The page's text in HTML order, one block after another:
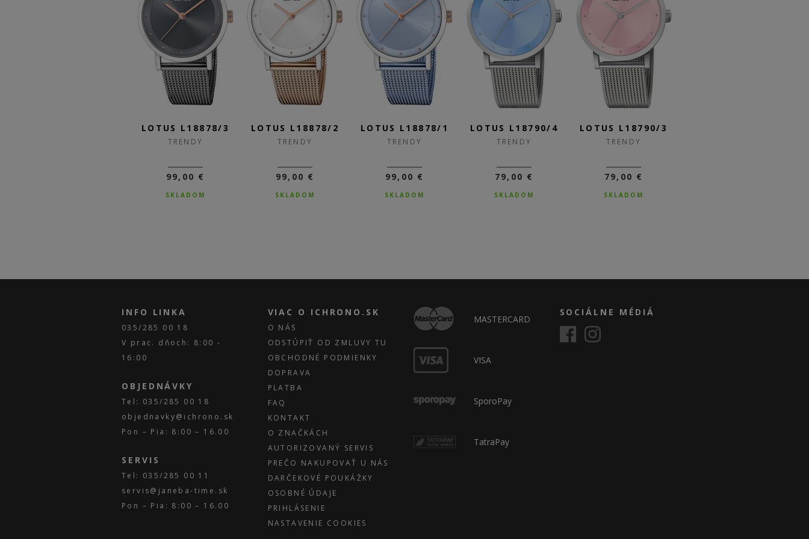
LOTUS L18878/3
TRENDY
99,00 €
SKLADOM
LOTUS L18878/2
TRENDY
99,00 €
SKLADOM
LOTUS L18878/1
TRENDY
99,00 €
SKLADOM
LOTUS L18790/4
TRENDY
79,00 €
SKLADOM
LOTUS L18790/3
TRENDY
79,00 €
SKLADOM
INFO LINKA
035/285 00 18
V prac. dňoch: 8:00 -
16:00
OBJEDNÁVKY
Tel: 035/285 00 18
objednavky@ichrono.sk
Pon – Pia: 8:00 – 16.00
SERVIS
Tel: 035/285 00 11
servis@janeba-time.sk
Pon – Pia: 8:00 – 16.00
VIAC O ICHRONO.SK
O NÁS
ODSTÚPIŤ OD ZMLUVY TU
OBCHODNÉ PODMIENKY
DOPRAVA
PLATBA
FAQ
KONTAKT
O ZNAČKÁCH
AUTORIZOVANÝ SERVIS
PREČO NAKUPOVAŤ U NÁS
DARČEKOVÉ POUKÁŽKY
OSOBNÉ ÚDAJE
PRIHLÁSENIE
NASTAVENIE COOKIES
MASTERCARD
VISA
SporoPay
TatraPay
SOCIÁLNE MÉDIÁ